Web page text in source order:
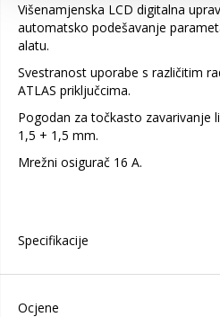
Višenamjenska LCD digitalna
automatsko podešavanje
alatu.
Svestranost uporabe s različitim
ATLAS priključcima.
Pogodan za točkasto zavarivanje
1,5 + 1,5 mm.
Mrežni osigurač 16 A.
Specifikacije
Ocjene